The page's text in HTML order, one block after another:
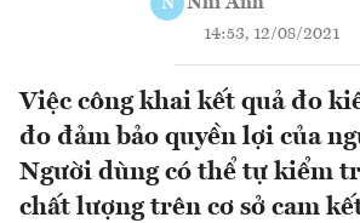
14:53, 12/08/2021
Việc công khai kết quả đo
đo đảm bảo quyền lợi của
Người dùng có thể tự kiểm
chất lượng trên cơ sở cam